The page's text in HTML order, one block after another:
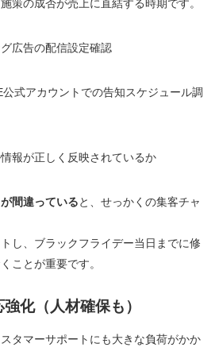
策の成否が売上に直結する時期です。
広告の配信設定確認
式アカウントでの告知スケジュール調
報が正しく反映されているか
間違っていると、せっかくの集客チャ
し、ブラックフライデー当日までに修
ことが重要です。
化（人材確保も）
タマーサポートにも大きな負荷がかか